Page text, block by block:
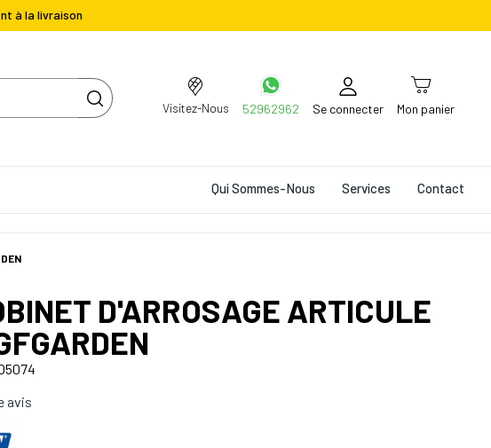
à la livraison
Visitez-Nous 52962962 Se connecter Mon panier
Qui Sommes-Nous Services Contact
D'ARROSAGE ARTICULE
avis